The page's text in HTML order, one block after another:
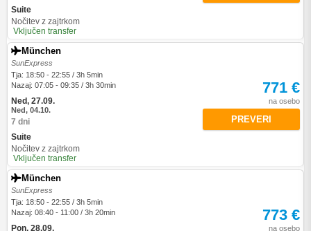
Suite
Nočitev z zajtrkom
Vključen transfer
München
SunExpress
Tja: 18:50 - 22:55 / 3h 5min
Nazaj: 07:05 - 09:35 / 3h 30min
Ned, 27.09.
Ned, 04.10.
7 dni
Suite
Nočitev z zajtrkom
Vključen transfer
771 €
na osebo
PREVERI
München
SunExpress
Tja: 18:50 - 22:55 / 3h 5min
Nazaj: 08:40 - 11:00 / 3h 20min
Pon, 28.09.
773 €
na osebo